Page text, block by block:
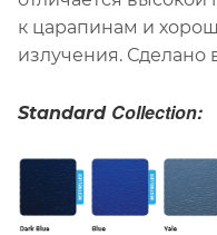
к царапинам и
излучения. Сделано
Standard Collection: